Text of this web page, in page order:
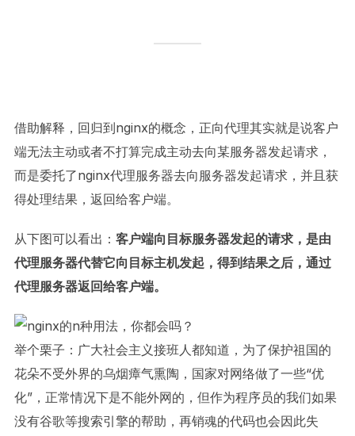
借助解释，回归到nginx的概念，正向代理其实就是说客户
端无法主动或者不打算完成主动去向某服务器发起请求，
而是委托了nginx代理服务器去向服务器发起请求，并且获
得处理结果，返回给客户端。
从下图可以看出： 客户端向目标服务器发起的请求，是由
代理服务器代替它向目标主机发起，得到结果之后，通过
代理服务器返回给客户端。
举个栗子：广大社会主义接班人都知道，为了保护祖国的
花朵不受外界的乌烟瘴气熏陶，国家对网络做了一些“优
化”，正常情况下是不能外网的，但作为程序员的我们如果
没有谷歌等搜索引擎的帮助，再销魂的代码也会因此失